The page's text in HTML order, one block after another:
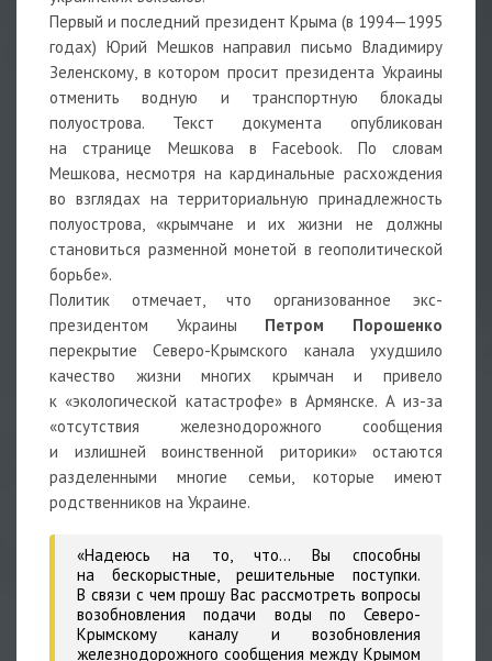
Первый и последний президент Крыма (в 1994—1995
годах) Юрий Мешков направил письмо Владимиру
Зеленскому, в котором просит президента Украины
отменить водную и транспортную блокады
полуострова. Текст документа опубликован
на странице Мешкова в Facebook. По словам
Мешкова, несмотря на кардинальные расхождения
во взглядах на территориальную принадлежность
полуострова, «крымчане и их жизни не должны
становиться разменной монетой в геополитической
борьбе».
Политик отмечает, что организованное экс-
президентом Украины Петром Порошенко
перекрытие Северо-Крымского канала ухудшило
качество жизни многих крымчан и привело
к «экологической катастрофе» в Армянске. А из-за
«отсутствия железнодорожного сообщения
и излишней воинственной риторики» остаются
разделенными многие семьи, которые имеют
родственников на Украине.
«Надеюсь на то, что… Вы способны
на бескорыстные, решительные поступки.
В связи с чем прошу Вас рассмотреть вопросы
возобновления подачи воды по Северо-
Крымскому каналу и возобновления
железнодорожного сообщения между Крымом